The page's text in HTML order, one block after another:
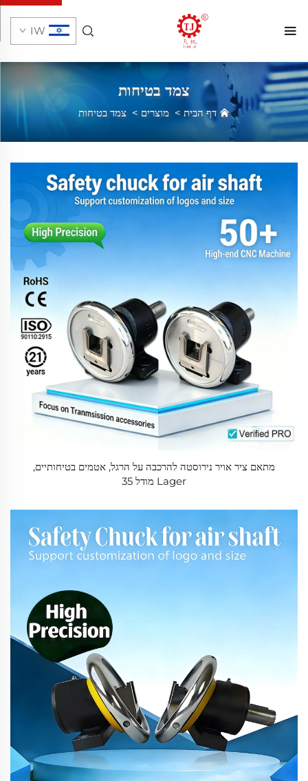
IW
צמד בטיחות
דף הבית > מוצרים >צמד בטיחות
מתאם ציר אויר נירוסטה להרכבה על הרגל, אטמים בטיחותיים,
Lager מודל 35